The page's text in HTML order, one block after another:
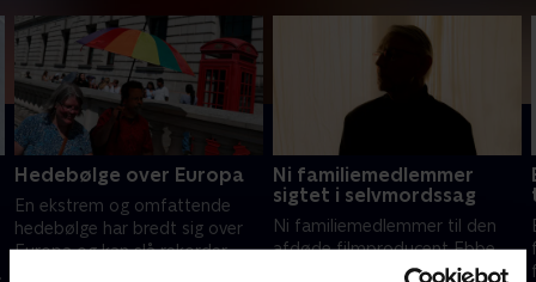
Hedebølge over Europa
En ekstrem og omfattende
hedebølge har bredt sig over
Europa og kan slå rekorder
Ni familiemedlemmer
sigtet i selvmordssag
Ni familiemedlemmer til den
afdøde filmproducent Ebbe
Preisler er blevet sigtet for ikke